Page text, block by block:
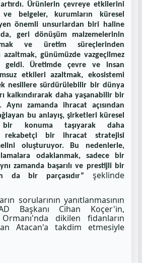
Ürünlerin çevreye etkilerini
belgeler, kurumların küresel
önemli unsurlardan biri haline
geri dönüşüm malzemelerinin
ve üretim süreçlerinden
azaltmak, günümüzde vazgeçilmez
Üretimde çevre ve insan
etkileri azaltmak, ekosistemi
nesillere sürdürülebilir bir dünya
kalkındırarak daha yaşanabilir bir
Aynı zamanda ihracat açısından
bu anlayış, şirketleri küresel
konuma taşıyarak daha
rekabetçi bir ihracat stratejisi
oluşturuyor. Bu nedenlerle,
odaklanmak, sadece bir
zamanda başarılı ve prestijli bir
da bir parçasıdır”
şeklinde
sorularının yanıtlanmasının
Başkanı Cihan Koçer'in,
dikilen fidanların
Atacan'a takdim etmesiyle